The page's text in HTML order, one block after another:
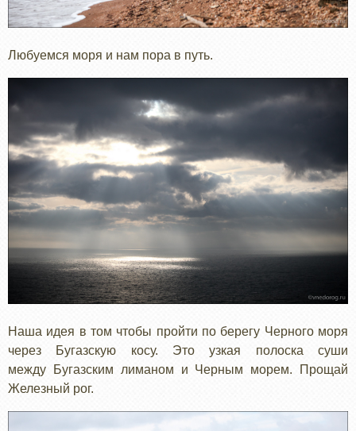
Любуемся моря и нам пора в путь.
Наша идея в том чтобы пройти по берегу Черного моря
через Бугазскую косу. Это узкая полоска суши
между Бугазским лиманом и Черным морем. Прощай
Железный рог.